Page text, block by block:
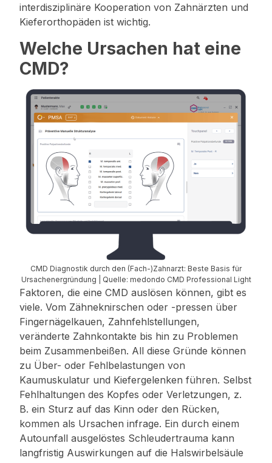
interdisziplinäre Kooperation von Zahnärzten und
Kieferorthopäden ist wichtig.
Welche Ursachen hat eine
CMD?
CMD Diagnostik durch den (Fach-)Zahnarzt: Beste Basis für
Ursachenergründung | Quelle: medondo CMD Professional Light
Faktoren, die eine CMD auslösen können, gibt es
viele. Vom Zähneknirschen oder -pressen über
Fingernägelkauen, Zahnfehlstellungen,
veränderte Zahnkontakte bis hin zu Problemen
beim Zusammenbeißen. All diese Gründe können
zu Über- oder Fehlbelastungen von
Kaumuskulatur und Kiefergelenken führen. Selbst
Fehlhaltungen des Kopfes oder Verletzungen, z.
B. ein Sturz auf das Kinn oder den Rücken,
kommen als Ursachen infrage. Ein durch einem
Autounfall ausgelöstes Schleudertrauma kann
langfristig Auswirkungen auf die Halswirbelsäule